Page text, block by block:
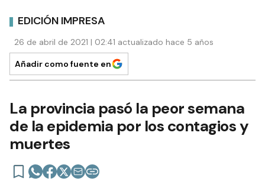
EDICIÓN IMPRESA
26 de abril de 2021 | 02:41 actualizado hace 5 años
Añadir como fuente en
La provincia pasó la peor semana
de la epidemia por los contagios y
muertes